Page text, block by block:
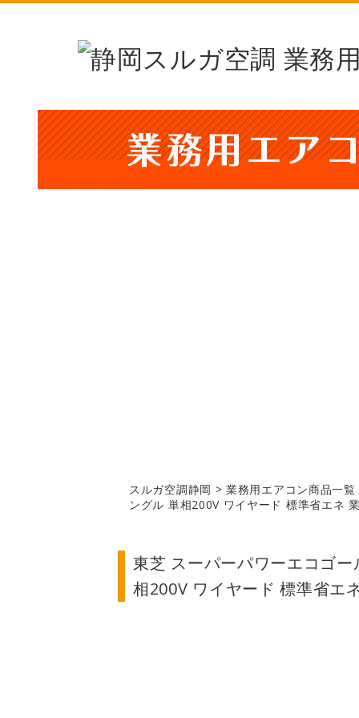
スルガ空調静岡 >業務用エアコン商品一覧
ングル 単相200V ワイヤード 標準省エネ
東芝 スーパーパワーエコゴ
相200V ワイヤード 標準省エ